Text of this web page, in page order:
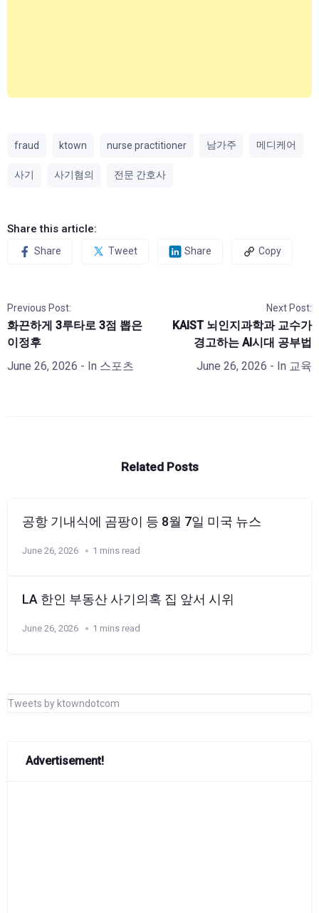
fraud ktown nurse practitioner 남가주 메디케어
사기 사기혐의 전문 간호사
Share this article:
Share Tweet Share Copy
Previous Post:
화끈하게 3루타로 3점 뽑은
이정후
June 26, 2026 - In 스포츠
Next Post:
KAIST 뇌인지과학과 교수가
경고하는 AI시대 공부법
June 26, 2026 - In 교육
Related Posts
공항 기내식에 곰팡이 등 8월 7일 미국 뉴스
June 26, 2026 1 mins read
LA 한인 부동산 사기의혹 집 앞서 시위
June 26, 2026 1 mins read
Tweets by ktowndotcom
Advertisement!